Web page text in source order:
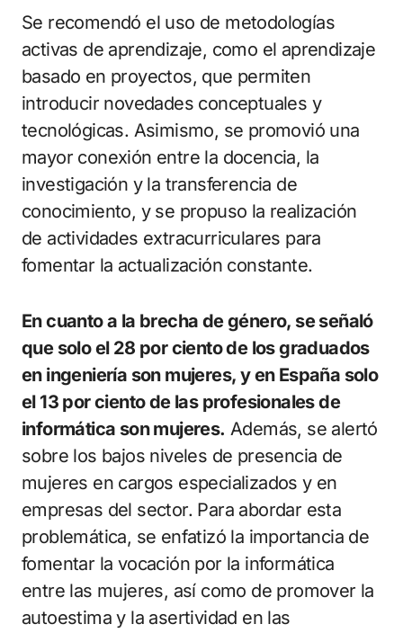
Se recomendó el uso de metodologías
activas de aprendizaje, como el aprendizaje
basado en proyectos, que permiten
introducir novedades conceptuales y
tecnológicas. Asimismo, se promovió una
mayor conexión entre la docencia, la
investigación y la transferencia de
conocimiento, y se propuso la realización
de actividades extracurriculares para
fomentar la actualización constante.
En cuanto a la brecha de género, se señaló
que solo el 28 por ciento de los graduados
en ingeniería son mujeres, y en España solo
el 13 por ciento de las profesionales de
informática son mujeres. Además, se alertó
sobre los bajos niveles de presencia de
mujeres en cargos especializados y en
empresas del sector. Para abordar esta
problemática, se enfatizó la importancia de
fomentar la vocación por la informática
entre las mujeres, así como de promover la
autoestima y la asertividad en las